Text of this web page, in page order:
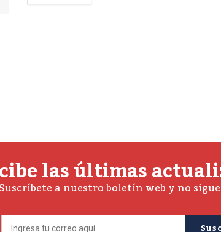
las últimas
a nuestro boletín web y no